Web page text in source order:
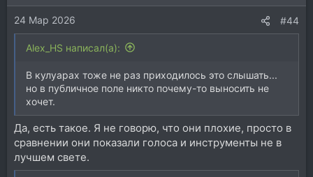
и
:24 Мар 2026 #44
Alex_HS написал(а):
В кулуарах тоже не раз приходилось это слышать...
но в публичное поле никто почему-то выносить не
хочет.
Да, есть такое. Я не говорю, что они плохие, просто в
сравнении они показали голоса и инструменты не в
лучшем свете.